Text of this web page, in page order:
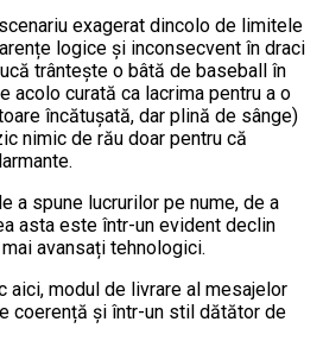
exagerat dincolo de limitele
logice și inconsecvent în draci
trântește o bâtă de baseball în
acolo curată ca lacrima pentru a o
încătușată, dar plină de sânge)
nimic de rău doar pentru că
a spune lucrurilor pe nume, de a
asta este într-un evident declin
avansați tehnologici.
modul de livrare al mesajelor
coerență și într-un stil dătător de